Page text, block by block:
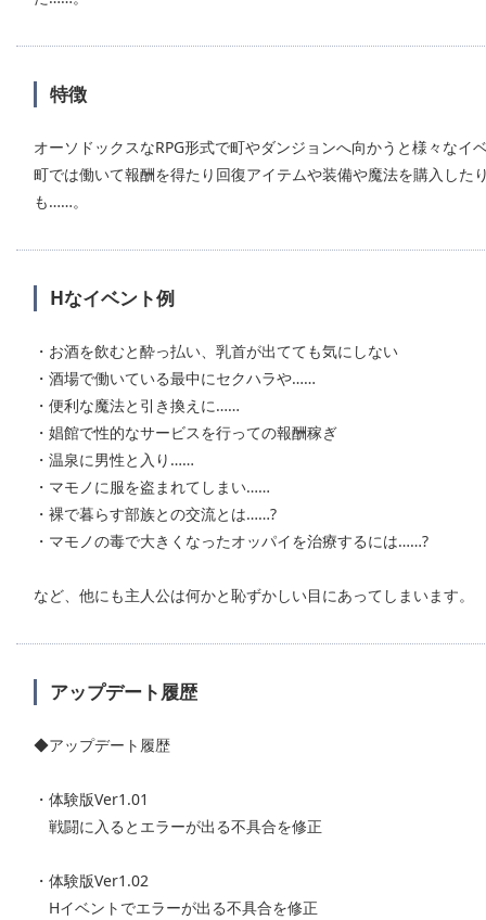
特徴
オーソドックスなRPG形式で町やダンジョンへ向かうと様々なイ
町では働いて報酬を得たり回復アイテムや装備や魔法を購入した
も……。
Hなイベント例
・お酒を飲むと酔っ払い、乳首が出てても気にしない
・酒場で働いている最中にセクハラや……
・便利な魔法と引き換えに……
・娼館で性的なサービスを行っての報酬稼ぎ
・温泉に男性と入り……
・マモノに服を盗まれてしまい……
・裸で暮らす部族との交流とは……?
・マモノの毒で大きくなったオッパイを治療するには……?
など、他にも主人公は何かと恥ずかしい目にあってしまいます。
アップデート履歴
◆アップデート履歴
・体験版Ver1.01
戦闘に入るとエラーが出る不具合を修正
・体験版Ver1.02
Hイベントでエラーが出る不具合を修正